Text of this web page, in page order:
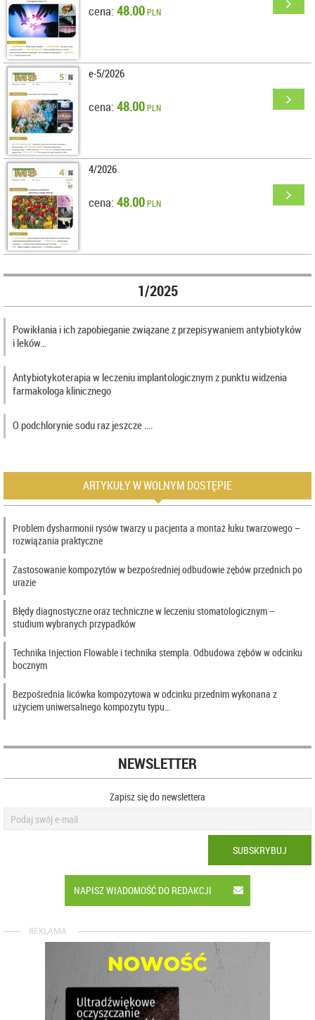
cena: 48.00PLN
e-5/2026
cena: 48.00PLN
4/2026
cena: 48.00PLN
1/2025
Powikłania i ich zapobieganie związane z przepisywaniem antybiotyków
i leków…
Antybiotykoterapia w leczeniu implantologicznym z punktu widzenia
farmakologa klinicznego
O podchlorynie sodu raz jeszcze ….
ARTYKUŁY W WOLNYM DOSTĘPIE
Problem dysharmonii rysów twarzy u pacjenta a montaż łuku twarzowego –
rozwiązania praktyczne
Zastosowanie kompozytów w bezpośredniej odbudowie zębów przednich po
urazie
Błędy diagnostyczne oraz techniczne w leczeniu stomatologicznym –
studium wybranych przypadków
Technika Injection Flowable i technika stempla. Odbudowa zębów w odcinku
bocznym
Bezpośrednia licówka kompozytowa w odcinku przednim wykonana z
użyciem uniwersalnego kompozytu typu…
NEWSLETTER
Zapisz się do newslettera
SUBSKRYBUJ
NAPISZ WIADOMOŚĆ DO REDAKCJI
REKLAMA